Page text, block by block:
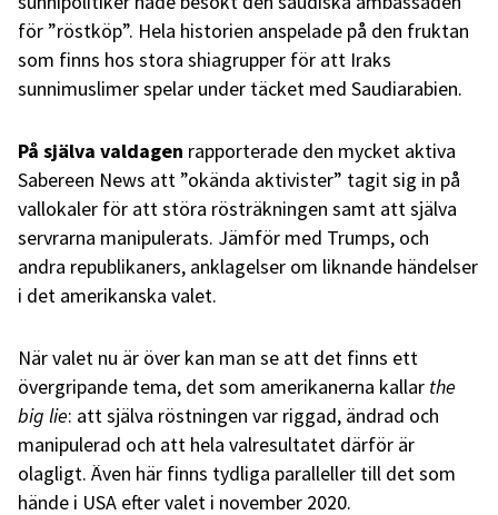
för ”röstköp”. Hela historien anspelade på den fruktan
som finns hos stora shiagrupper för att Iraks
sunnimuslimer spelar under täcket med Saudiarabien.
På själva valdagen rapporterade den mycket aktiva
Sabereen News att ”okända aktivister” tagit sig in på
vallokaler för att störa rösträkningen samt att själva
servrarna manipulerats. Jämför med Trumps, och
andra republikaners, anklagelser om liknande händelser
i det amerikanska valet.
När valet nu är över kan man se att det finns ett
övergripande tema, det som amerikanerna kallar the
big lie: att själva röstningen var riggad, ändrad och
manipulerad och att hela valresultatet därför är
olagligt. Även här finns tydliga paralleller till det som
hände i USA efter valet i november 2020.